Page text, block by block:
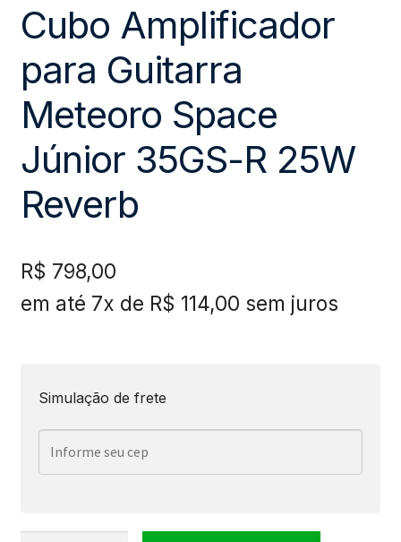
Cubo Amplificador
para Guitarra
Meteoro Space
Júnior 35GS-R 25W
Reverb
R$ 798,00
em até 7x de R$ 114,00 sem juros
Simulação de frete